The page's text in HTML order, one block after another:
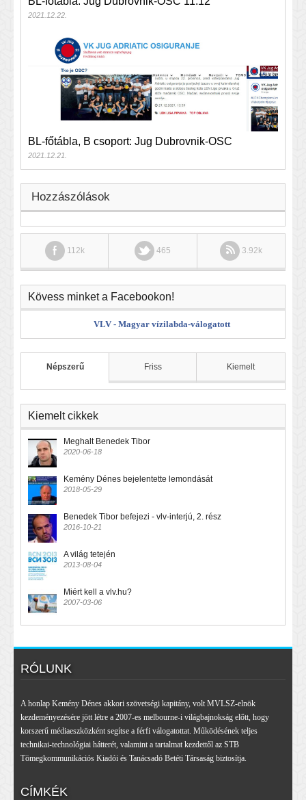
2021.12.22.
BL-főtábla, B csoport: Jug Dubrovnik-OSC
2021.12.21.
Hozzászólások
112k 465 3.92k
Kövess minket a Facebookon!
VLV - Magyar vízilabda-válogatott
Népszerű Friss Kiemelt
Kiemelt cikkek
Meghalt Benedek Tibor
2020-06-18
Kemény Dénes bejelentette lemondását
2018-05-29
Benedek Tibor befejezi - vlv-interjú, 2. rész
2016-10-21
A világ tetején
2013-08-04
Miért kell a vlv.hu?
2007-03-06
RÓLUNK
A honlap Kemény Dénes akkori szövetségi kapitány, volt MVLSZ-elnök
kezdeményezésére jött létre a 2007-es melbourne-i világbajnokság előtt, hogy
korszerű médiaeszközként segítse a férfi válogatottat. Működésének teljes
technikai-technológiai hátterét, valamint a tartalmat kezdettől az STB
Tömegkommunikációs Kiadói és Tanácsadó Betéti Társaság biztosítja.
CÍMKÉK